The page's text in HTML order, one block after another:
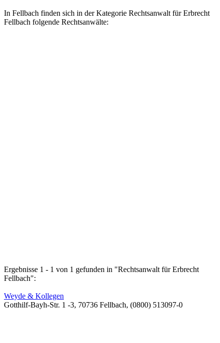
In Fellbach finden sich in der Kategorie Rechtsanwalt für Erbrecht
Fellbach folgende Rechtsanwälte:
Ergebnisse 1 - 1 von 1 gefunden in "Rechtsanwalt für Erbrecht
Fellbach":
Weyde & Kollegen
Gotthilf-Bayh-Str. 1 -3, 70736 Fellbach, (0800) 513097-0